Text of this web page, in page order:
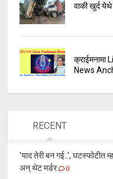
वाकी खुर्द
News
RECENT
'याद तेरी बन गई..', घटस्फोटीत
अन् थेट मर्डर
0